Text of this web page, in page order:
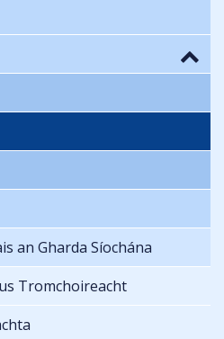
an Gharda Síochána
Tromchoireacht